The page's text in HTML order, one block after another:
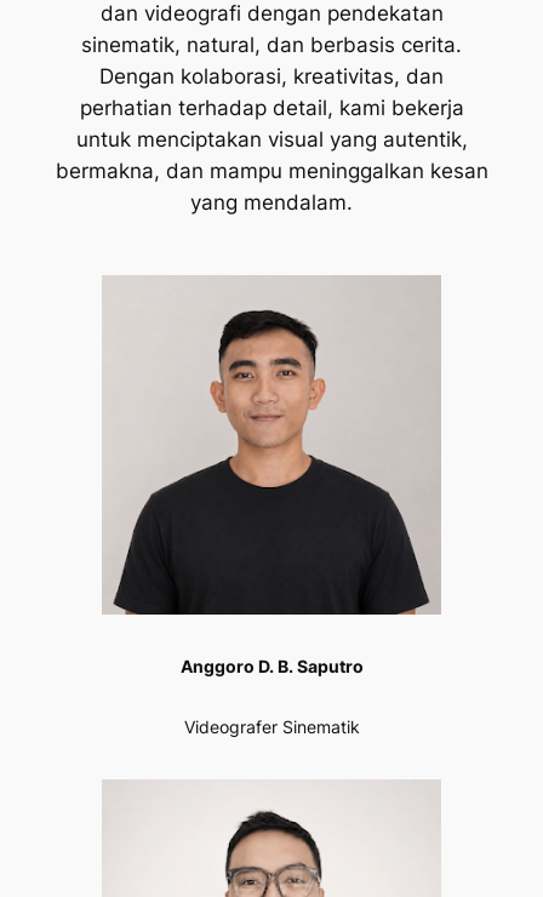
dan videografi dengan pendekatan
sinematik, natural, dan berbasis cerita.
Dengan kolaborasi, kreativitas, dan
perhatian terhadap detail, kami bekerja
untuk menciptakan visual yang autentik,
bermakna, dan mampu meninggalkan kesan
yang mendalam.
Anggoro D. B. Saputro
Videografer Sinematik